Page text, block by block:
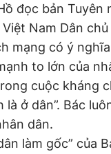
đọc bản Tuyên
Nam Dân
mạng có ý
to lớn của
cuộc kháng
là ở dân”. Bác
dân.
làm gốc” của